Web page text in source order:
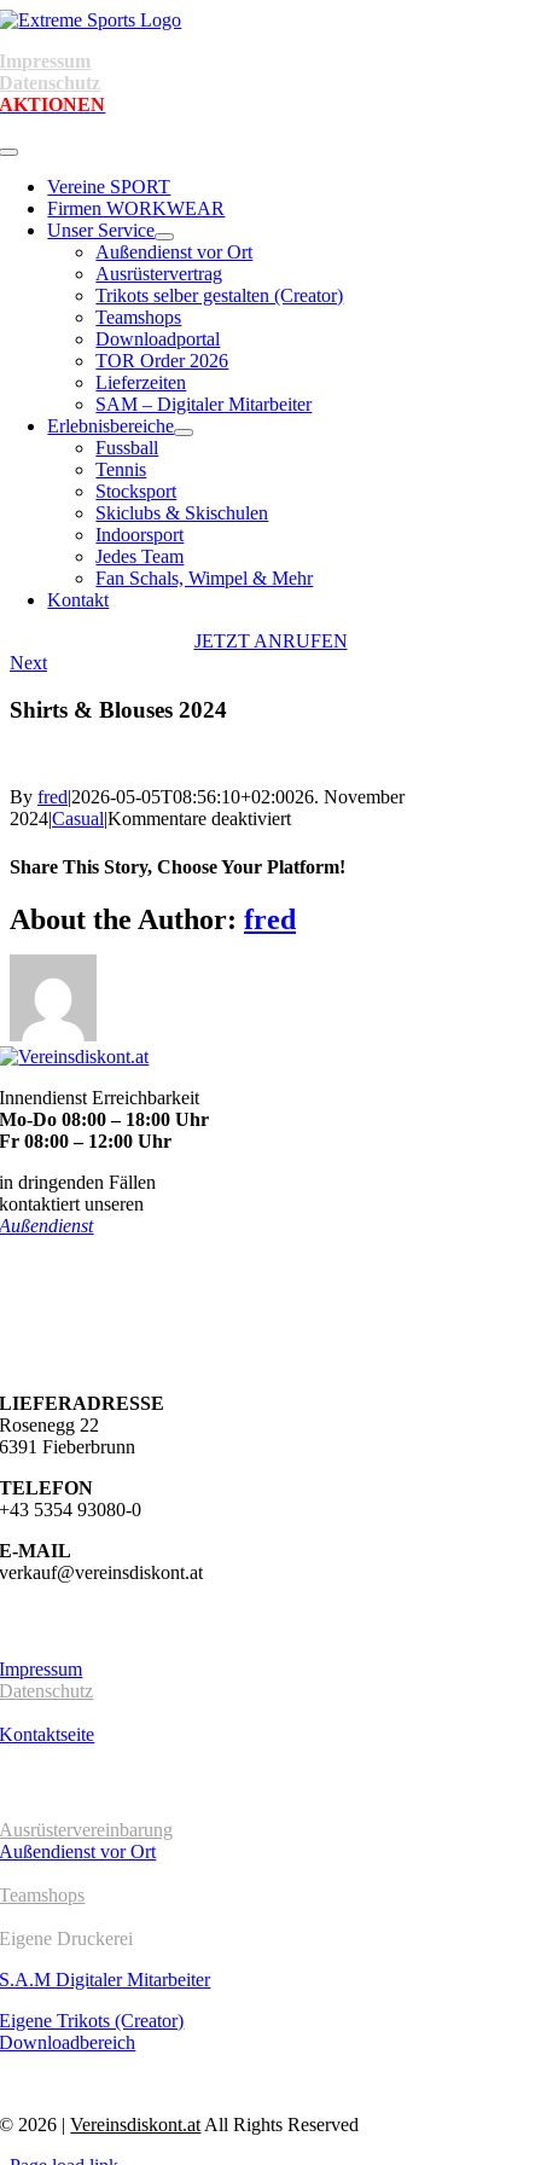
Skip
content
Impressum
Datenschutz
AKTIONEN
Toggle
NavigationVereine SPORT
Firmen WORKWEAR
Unser Service
Außendienst vor Ort
Ausrüstervertrag
Trikots selber gestalten (Creator)
Teamshops
Downloadportal
TOR Order 2026
Lieferzeiten
SAM – Digitaler Mitarbeiter
Erlebnisbereiche
Fussball
Tennis
Stocksport
Skiclubs & Skischulen
Indoorsport
Jedes Team
Fan Schals, Wimpel & Mehr
Kontakt
JETZT ANRUFEN
Next
Shirts & Blouses 2024
By fred|2026-05-05T08:56:10+02:0026. November
2024|Casual|Kommentare deaktiviertfür
&
2024
Share This Story, Choose Your Platform!
Facebook
X
Reddit
LinkedIn
WhatsApp
Telegram
Tumblr
Pinterest
Vk
Xing
Email
About the Author: fred
Innendienst Erreichbarkeit
Mo-Do 08:00 – 18:00 Uhr
Fr 08:00 – 12:00 Uhr
in dringenden Fällen
kontaktiert unseren
Außendienst
LIEFERADRESSE
Rosenegg 22
6391 Fieberbrunn
TELEFON
+43 5354 93080-0
E-MAIL
verkauf@vereinsdiskont.at
Impressum
Datenschutz
Kontaktseite
Ausrüstervereinbarung
Außendienst vor Ort
Teamshops
Eigene Druckerei
S.A.M Digitaler Mitarbeiter
Eigene Trikots (Creator)
Downloadbereich
© 2026 |Vereinsdiskont.at All Rights Reserved